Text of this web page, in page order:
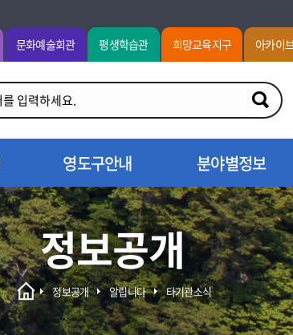
문화예술회관 평생학습관 희망교육지구 아카이
영도구안내 분야별정보
정보공개
정보공개 알립니다 타기관소식